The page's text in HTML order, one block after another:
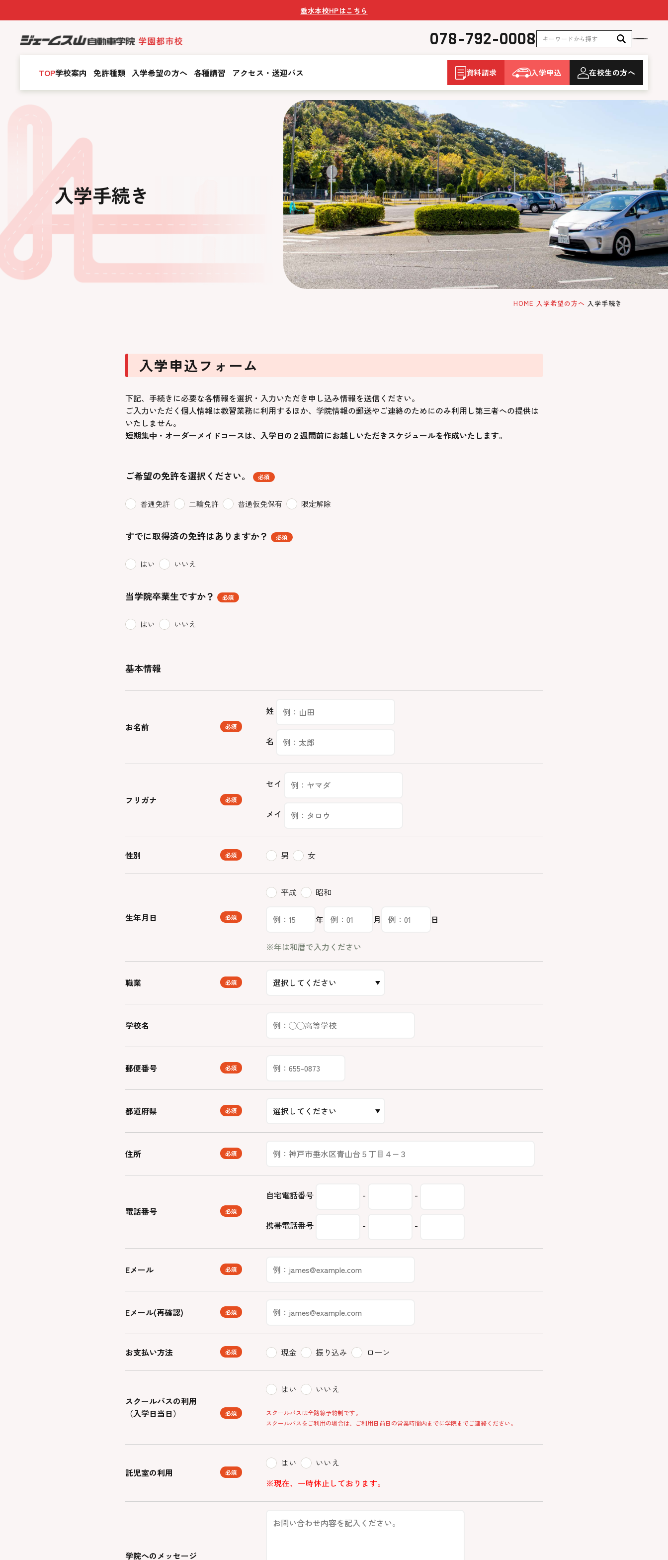
垂水本校HPはこちら
078-792-0008
TOP学校案内 免許種類 入学希望の方へ 各種講習 アクセス・送迎バス 資料請求 入学申込 在校生の方へ
入学手続き
HOME 入学希望の方へ 入学手続き
入学申込フォーム
下記、手続きに必要な各情報を選択・入力いただき申し込み情報を送信ください。
ご入力いただく個人情報は教習業務に利用するほか、学院情報の郵送やご連絡のためにのみ利用し第三者への提供は
いたしません。
短期集中・オーダーメイドコースは、入学日の２週間前にお越しいただきスケジュールを作成いたします。
ご希望の免許を選択ください。 必須
普通免許 二輪免許 普通仮免保有 限定解除
すでに取得済の免許はありますか？ 必須
はい いいえ
当学院卒業生ですか？ 必須
はい いいえ
基本情報
お名前 必須
姓
名
フリガナ 必須
セイ
メイ
性別 必須 男 女
生年月日 必須
平成 昭和
年 月 日
※年は和暦で入力ください
職業 必須
学校名
郵便番号 必須
都道府県 必須
住所 必須
電話番号 必須
自宅電話番号 - -
携帯電話番号 - -
Eメール 必須
Eメール(再確認) 必須
お支払い方法 必須 現金 振り込み ローン
スクールバスの利用
（入学日当日）
必須
はい いいえ
スクールバスは全路線予約制です。
スクールバスをご利用の場合は、ご利用日前日の営業時間内までに学院までご連絡ください。
託児室の利用 必須
はい
いいえ
※現在、一時休止しております。
学院へのメッセージ